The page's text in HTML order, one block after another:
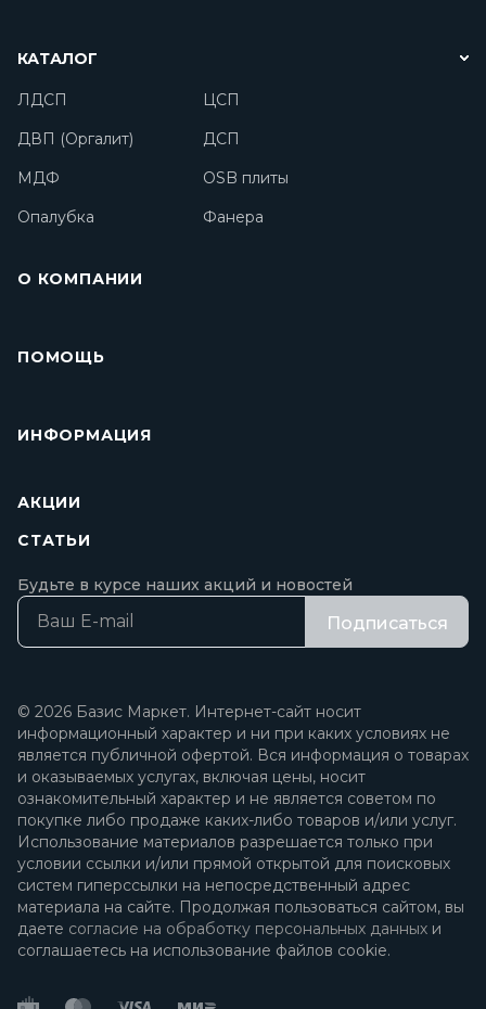
КАТАЛОГ
ЛДСП
ЦСП
ДВП (Оргалит)
ДСП
МДФ
OSB плиты
Опалубка
Фанера
О КОМПАНИИ
ПОМОЩЬ
ИНФОРМАЦИЯ
АКЦИИ
СТАТЬИ
Будьте в курсе наших акций и новостей
Подписаться
© 2026 Базис Маркет. Интернет-сайт носит
информационный характер и ни при каких условиях не
является публичной офертой. Вся информация о товарах
и оказываемых услугах, включая цены, носит
ознакомительный характер и не является советом по
покупке либо продаже каких-либо товаров и/или услуг.
Использование материалов разрешается только при
условии ссылки и/или прямой открытой для поисковых
систем гиперссылки на непосредственный адрес
материала на сайте. Продолжая пользоваться сайтом, вы
даете согласие на обработку персональных данных и
соглашаетесь на использование файлов cookie.